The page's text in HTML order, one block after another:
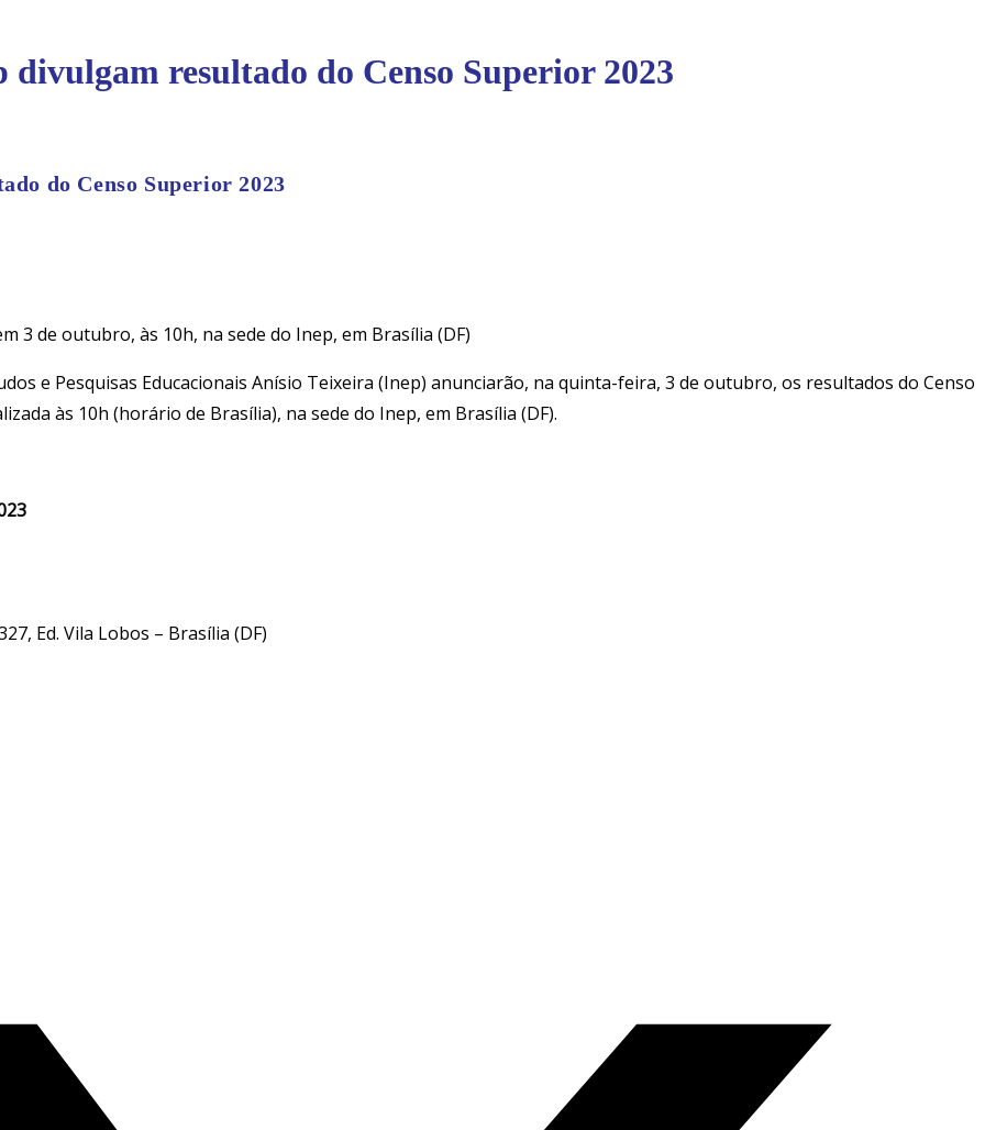
resultado do Censo Superior 2023
do Censo Superior 2023
3 de outubro, às 10h, na sede do Inep, em Brasília (DF)
e Pesquisas Educacionais Anísio Teixeira (Inep) anunciarão, na quinta-feira, 3 de outubro, os resultados do Censo
às 10h (horário de Brasília), na sede do Inep, em Brasília (DF).
Ed. Vila Lobos – Brasília (DF)